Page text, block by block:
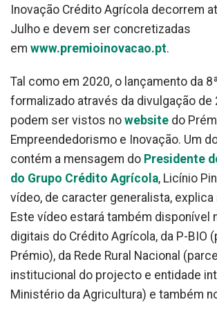
Inovação Crédito Agrícola decorrem
Julho e devem ser concretizadas
em www.premioinovacao.pt.
Tal como em 2020, o lançamento da
formalizado através da divulgação de
podem ser vistos no website do
Empreendedorismo e Inovação. Um
contém a mensagem do Presidente
do Grupo Crédito Agrícola, Licínio
vídeo, de caracter generalista, explica
Este vídeo estará também disponível
digitais do Crédito Agrícola, da P-BIO
Prémio), da Rede Rural Nacional
institucional do projecto e entidade
Ministério da Agricultura) e também